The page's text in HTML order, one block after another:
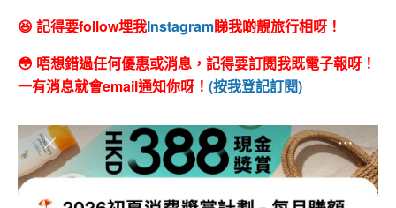
😆 記得要follow埋我Instagram睇我啲靚旅行相呀！
😳 唔想錯過任何優惠或消息，記得要訂閱我既電子報呀！
一有消息就會email通知你呀！ (按我登記訂閱)